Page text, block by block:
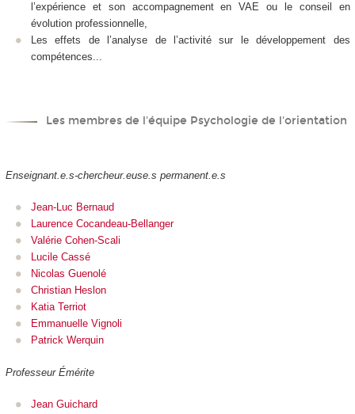
l’expérience et son accompagnement en VAE ou le conseil en
évolution professionnelle,
Les effets de l’analyse de l’activité sur le développement des
compétences...
Les membres de l'équipe Psychologie de l'orientation
Enseignant.e.s-chercheur.euse.s permanent.e.s
Jean-Luc Bernaud
Laurence Cocandeau-Bellanger
Valérie Cohen-Scali
Lucile Cassé
Nicolas Guenolé
Christian Heslon
Katia Terriot
Emmanuelle Vignoli
Patrick Werquin
Professeur Émérite
Jean Guichard